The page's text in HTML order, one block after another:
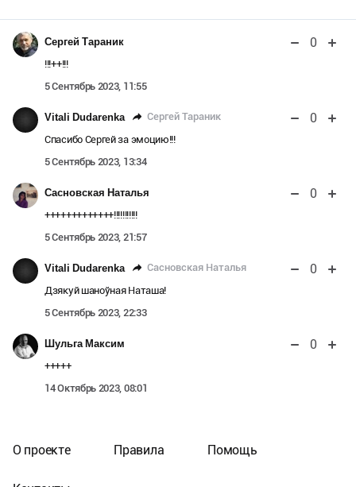
Сергей Тараник 0
!!!++!!!
5 Сентябрь 2023, 11:55
Vitali Dudarenka Сергей Тараник 0
Спасибо Сергей за эмоцию!!!
5 Сентябрь 2023, 13:34
Сасновская Наталья 0
+++++++++++++!!!!!!!!!!!
5 Сентябрь 2023, 21:57
Vitali Dudarenka Сасновская Наталья 0
Дзякуй шаноўная Наташа!
5 Сентябрь 2023, 22:33
Шульга Максим 0
+++++
14 Октябрь 2023, 08:01
О проекте Правила Помощь